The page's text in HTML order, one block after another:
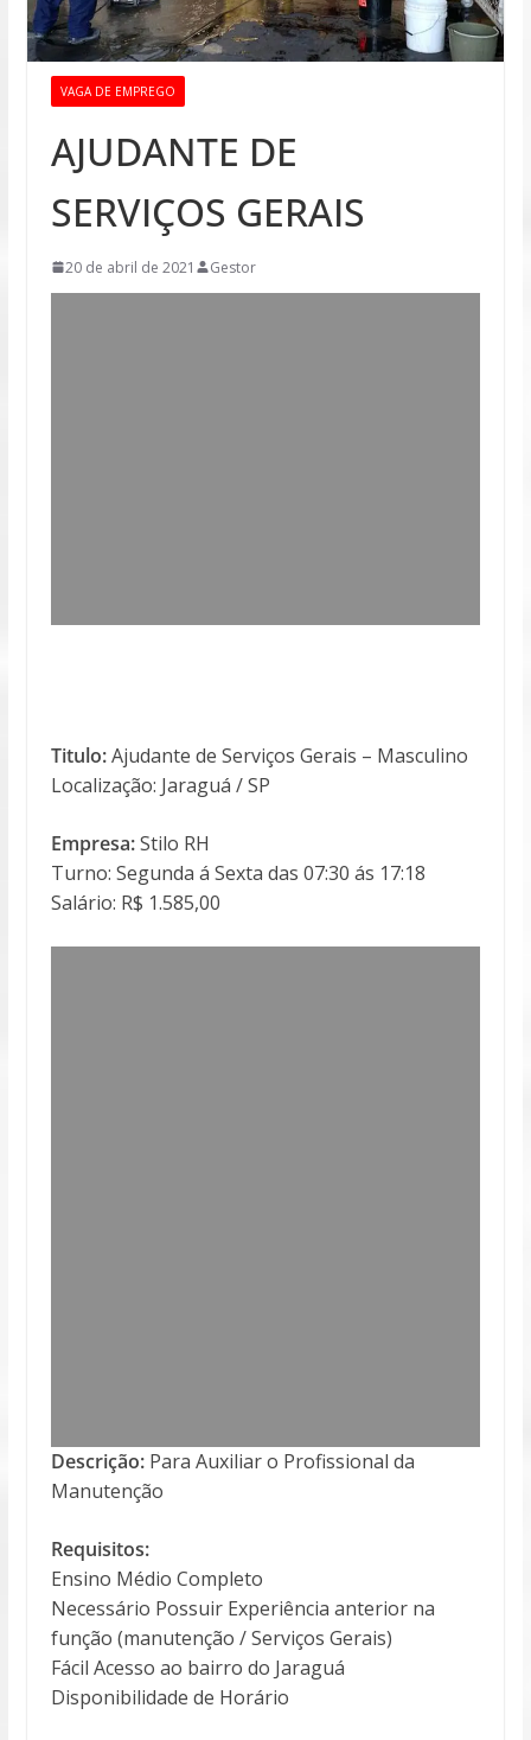
VAGA DE EMPREGO
AJUDANTE DE
SERVIÇOS GERAIS
20 de abril de 2021 Gestor
Titulo:Ajudante de Serviços Gerais – Masculino
Localização: Jaraguá / SP
Empresa:Stilo RH
Turno: Segunda á Sexta das 07:30 ás 17:18
Salário: R$ 1.585,00
Descrição:Para Auxiliar o Profissional da
Manutenção
Requisitos:
Ensino Médio Completo
Necessário Possuir Experiência anterior na
função (manutenção / Serviços Gerais)
Fácil Acesso ao bairro do Jaraguá
Disponibilidade de Horário